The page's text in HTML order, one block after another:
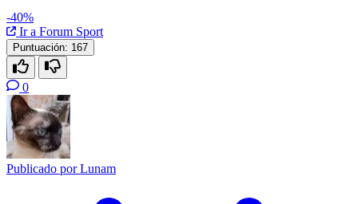
-40%
Ir a Forum Sport
Puntuación: 167
0
Publicado porLunam